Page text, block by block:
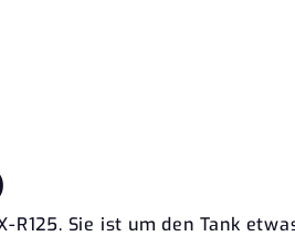
R125. Sie ist um den Tank